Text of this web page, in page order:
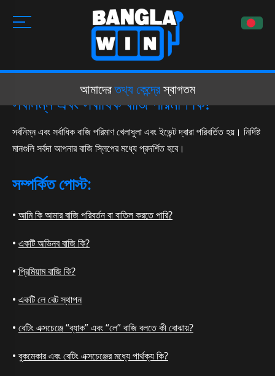
আমাদেরতথ্য কেন্দ্রেস্বাগতম
সর্বনিম্ন এবং সর্বাধিক বাজি পরিমাণ কি?
সর্বনিম্ন এবং সর্বাধিক বাজি পরিমাণ খেলাধুলা এবং ইভেন্ট দ্বারা পরিবর্তিত হয়। নির্দিষ্ট
মানগুলি সর্বদা আপনার বাজি স্লিপের মধ্যে প্রদর্শিত হবে।
সম্পর্কিত পোস্ট:
আমি কি আমার বাজি পরিবর্তন বা বাতিল করতে পারি?
একটি অভিনব বাজি কি?
প্রিমিয়াম বাজি কি?
একটি লে বেট স্থাপন
বেটিং এক্সচেঞ্জে “ব্যাক” এবং “লে” বাজি বলতে কী বোঝায়?
বুকমেকার এবং বেটিং এক্সচেঞ্জের মধ্যে পার্থক্য কি?